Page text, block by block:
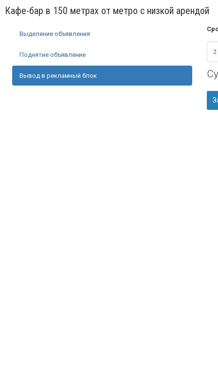
Кафе-бар в 150 метрах от метро с низкой арендой
Выделение объявления
Поднятие объявление
Вывод в рекламный блок